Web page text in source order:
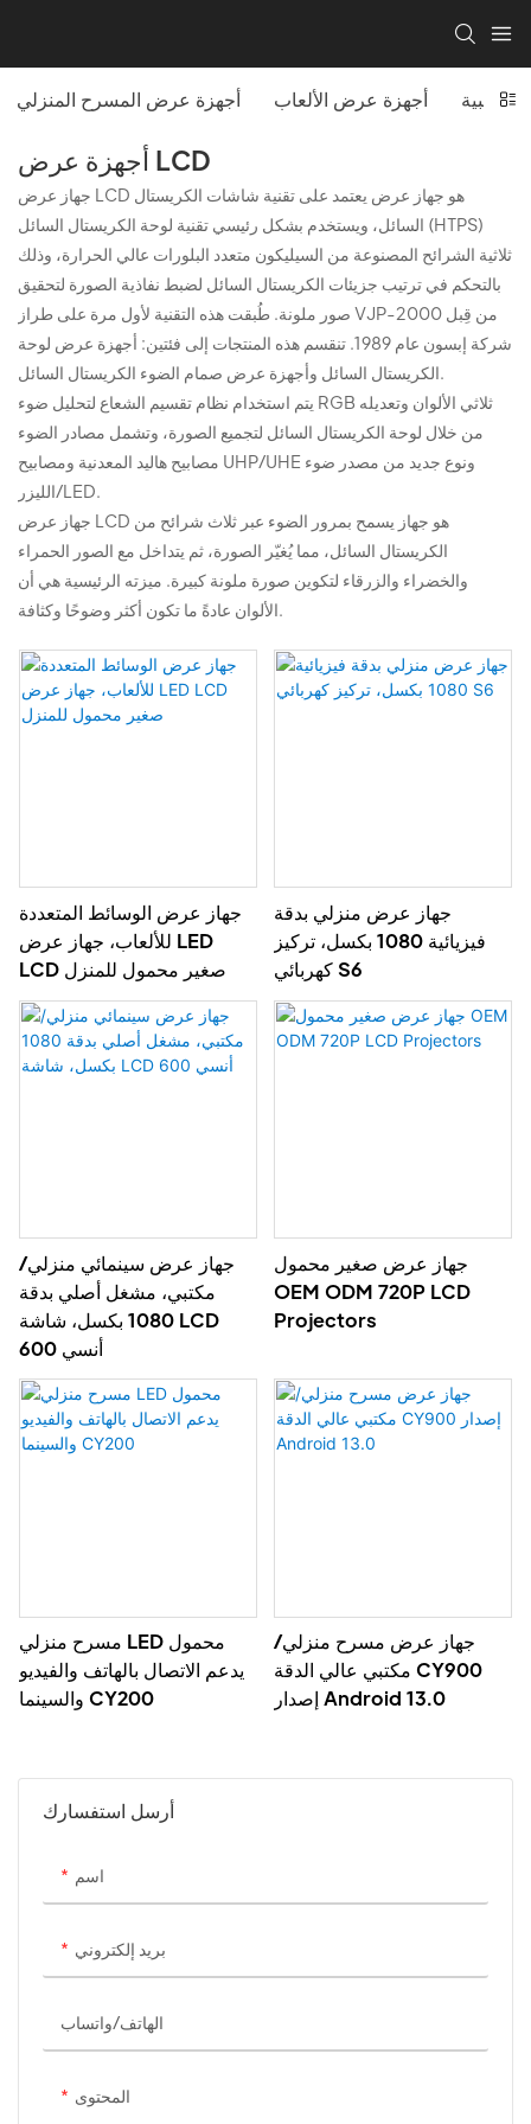
أجهزة عرض المسرح المنزلي أجهزة عرض الألعاب مكتبية
أجهزة عرض LCD
جهاز عرض LCD هو جهاز عرض يعتمد على تقنية شاشات الكريستال
السائل، ويستخدم بشكل رئيسي تقنية لوحة الكريستال السائل (HTPS)
ثلاثية الشرائح المصنوعة من السيليكون متعدد البلورات عالي الحرارة، وذلك
بالتحكم في ترتيب جزيئات الكريستال السائل لضبط نفاذية الصورة لتحقيق
صور ملونة. طُبقت هذه التقنية لأول مرة على طراز VJP-2000 من قِبل
شركة إبسون عام 1989. تنقسم هذه المنتجات إلى فئتين: أجهزة عرض لوحة
الكريستال السائل وأجهزة عرض صمام الضوء الكريستال السائل.
يتم استخدام نظام تقسيم الشعاع لتحليل ضوء RGB ثلاثي الألوان وتعديله
من خلال لوحة الكريستال السائل لتجميع الصورة، وتشمل مصادر الضوء
مصابيح هاليد المعدنية ومصابيح UHP/UHE ونوع جديد من مصدر ضوء
الليزر/LED.
جهاز عرض LCD هو جهاز يسمح بمرور الضوء عبر ثلاث شرائح من
الكريستال السائل، مما يُغيّر الصورة، ثم يتداخل مع الصور الحمراء
والخضراء والزرقاء لتكوين صورة ملونة كبيرة. ميزته الرئيسية هي أن
الألوان عادةً ما تكون أكثر وضوحًا وكثافة.
أرسل استفسارك
اسم
بريد إلكتروني
الهاتف/واتساب
المحتوى
جهاز عرض الوسائط المتعددة
للألعاب، جهاز عرض LED
LCD صغير محمول للمنزل
جهاز عرض منزلي بدقة
فيزيائية 1080 بكسل، تركيز
كهربائي S6
جهاز عرض سينمائي منزلي/
مكتبي، مشغل أصلي بدقة
1080 بكسل، شاشة LCD
600 أنسي
جهاز عرض صغير محمول
OEM ODM 720P LCD
Projectors
مسرح منزلي LED محمول
يدعم الاتصال بالهاتف والفيديو
والسينما CY200
جهاز عرض مسرح منزلي/
مكتبي عالي الدقة CY900
إصدار Android 13.0